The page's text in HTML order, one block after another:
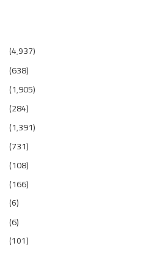
(4٬937)
(638)
(1٬905)
(284)
(1٬391)
(731)
(108)
(166)
(6)
(6)
(101)